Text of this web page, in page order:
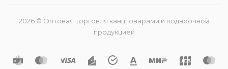
2026 © Оптовая торговля канцтоварами и подарочной
продукцией